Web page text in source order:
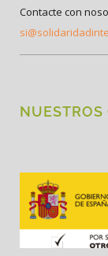
Contacte con
NUESTROS